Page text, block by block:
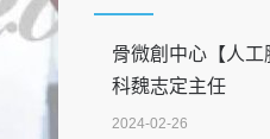
骨微創中心【人
科魏志定主任
2024-02-26